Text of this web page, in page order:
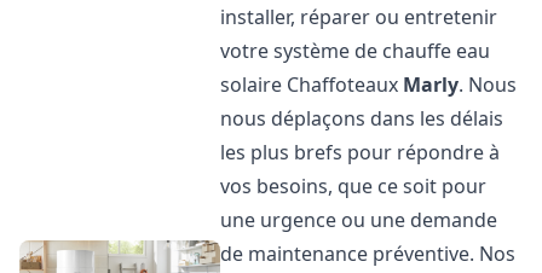
installer, réparer ou entretenir
votre système de chauffe eau
solaire Chaffoteaux Marly. Nous
nous déplaçons dans les délais
les plus brefs pour répondre à
vos besoins, que ce soit pour
une urgence ou une demande
de maintenance préventive. Nos